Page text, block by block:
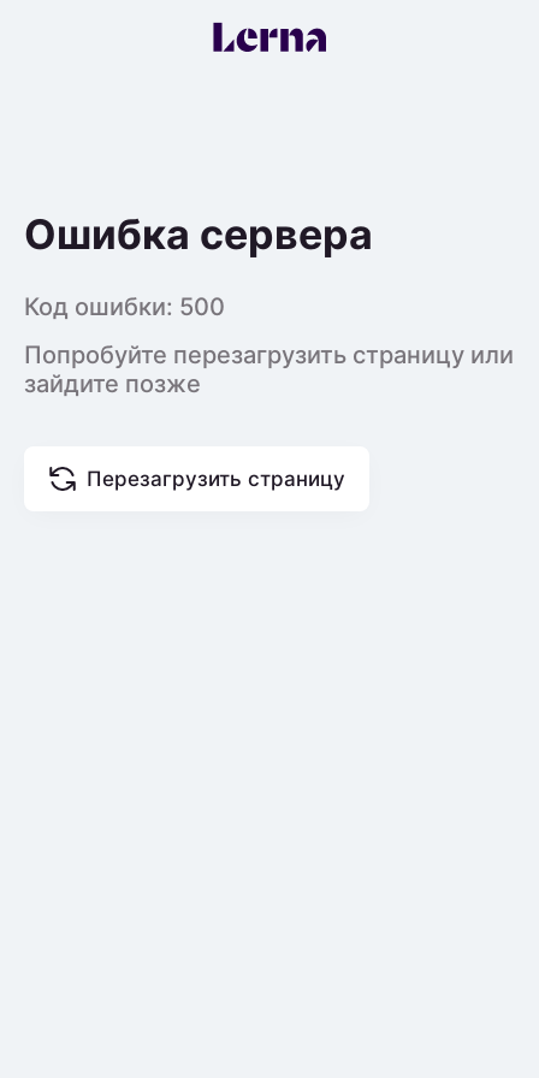
Ошибка сервера
Код ошибки: 500
Попробуйте перезагрузить страницу или
зайдите позже
Перезагрузить страницу